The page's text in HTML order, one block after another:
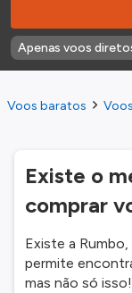
Apenas voos
Voos baratos
Existe o
comprar
Existe a
permite
mas não só